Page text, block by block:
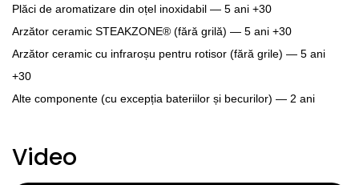
Plăci de aromatizare din oțel inoxidabil — 5 ani +30
Arzător ceramic STEAKZONE® (fără grilă) — 5 ani +30
Arzător ceramic cu infraroșu pentru rotisor (fără grile) — 5 ani
+30
Alte componente (cu excepția bateriilor și becurilor) — 2 ani
Video